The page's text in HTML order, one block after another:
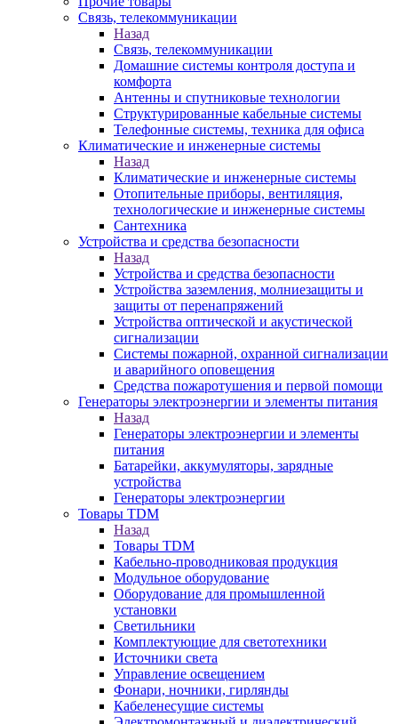
Связь, телекоммуникации
Назад
Связь, телекоммуникации
Домашние системы контроля доступа и
комфорта
Антенны и спутниковые технологии
Структурированные кабельные системы
Телефонные системы, техника для офиса
Климатические и инженерные системы
Назад
Климатические и инженерные системы
Отопительные приборы, вентиляция,
технологические и инженерные системы
Сантехника
Устройства и средства безопасности
Назад
Устройства и средства безопасности
Устройства заземления, молниезащиты и
защиты от перенапряжений
Устройства оптической и акустической
сигнализации
Системы пожарной, охранной сигнализации
и аварийного оповещения
Средства пожаротушения и первой помощи
Генераторы электроэнергии и элементы питания
Назад
Генераторы электроэнергии и элементы
питания
Батарейки, аккумуляторы, зарядные
устройства
Генераторы электроэнергии
Товары TDM
Назад
Товары TDM
Кабельно-проводниковая продукция
Модульное оборудование
Оборудование для промышленной
установки
Светильники
Комплектующие для светотехники
Источники света
Управление освещением
Фонари, ночники, гирлянды
Кабеленесущие системы